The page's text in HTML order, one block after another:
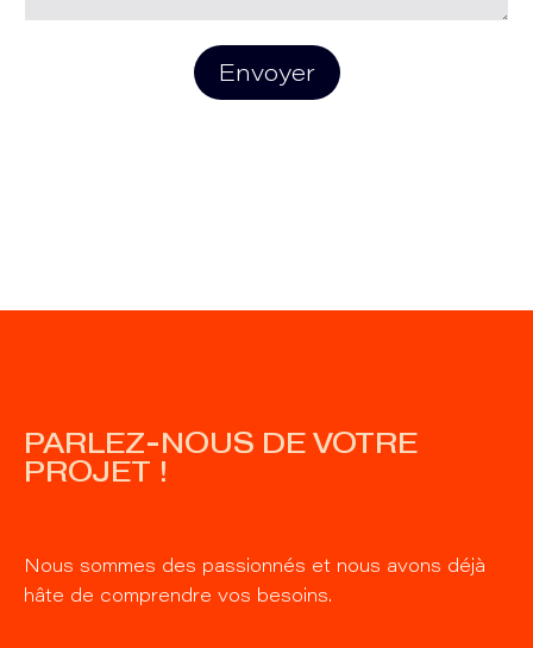
Envoyer
PARLEZ-NOUS DE VOTRE
PROJET !
Nous sommes des passionnés et nous avons déjà
hâte de comprendre vos besoins.